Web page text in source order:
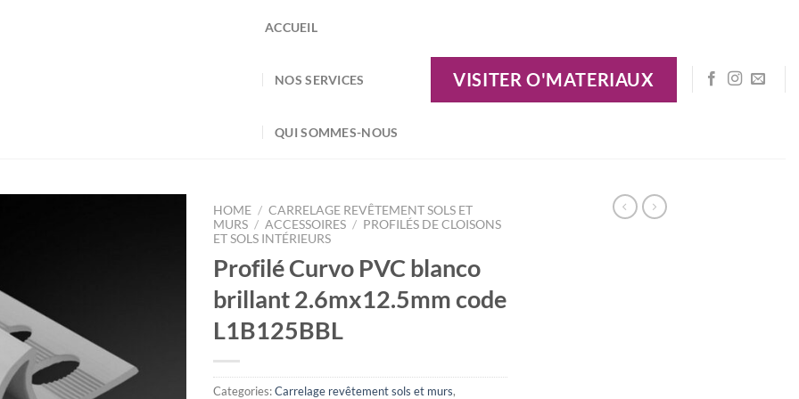
ACCUEIL
NOS SERVICES
QUI SOMMES-NOUS
VISITER O'MATERIAUX
HOME / CARRELAGE REVÊTEMENT SOLS ET
MURS / ACCESSOIRES / PROFILÉS DE CLOISONS
ET SOLS INTÉRIEURS
Profilé Curvo PVC blanco
brillant 2.6mx12.5mm code
L1B125BBL
Categories:Carrelage revêtement sols et murs,